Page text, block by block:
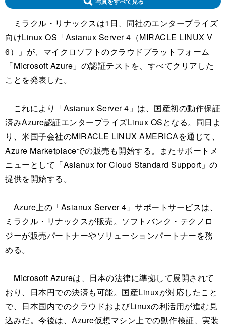
写真をすべて見る
ミラクル・リナックスは1日、同社のエンタープライズ
向けLinux OS「Asianux Server 4（MIRACLE LINUX V
6）」が、マイクロソフトのクラウドプラットフォーム
「Microsoft Azure」の認証テストを、すべてクリアした
ことを発表した。
これにより「Asianux Server 4」は、国産初の動作保証
済みAzure認証エンタープライズLinux OSとなる。同日よ
り、米国子会社のMIRACLE LINUX AMERICAを通じて、
Azure Marketplaceでの販売も開始する。またサポートメ
ニューとして「Asianux for Cloud Standard Support」の
提供を開始する。
Azure上の「Asianux Server 4」サポートサービスは、
ミラクル・リナックスが販売。ソフトバンク・テクノロ
ジーが販売パートナーやソリューションパートナーを務
める。
Microsoft Azureは、日本の法律に準拠して展開されて
おり、日本円での決済も可能。国産Linuxが対応したこと
で、日本国内でのクラウドおよびLinuxの利活用が進む見
込みだ。今後は、Azure仮想マシン上での動作検証、実装